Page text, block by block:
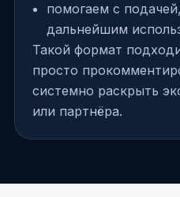
помогаем с
дальнейшим
Такой формат
просто
системно раскрыть
или партнёра.